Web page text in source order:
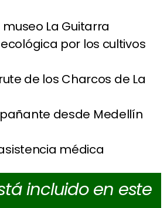
La Guitarra
por los cultivos
de los Charcos de La
desde Medellín
médica
incluido en este